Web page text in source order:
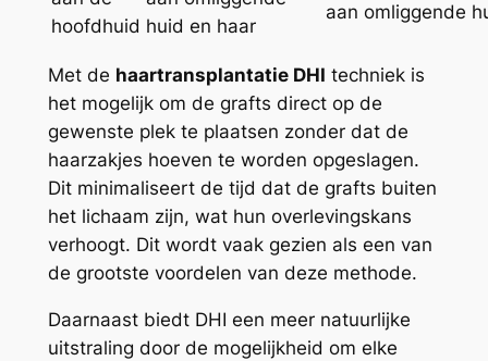
hoofdhuid huid en haar
aan omliggende
Met de haartransplantatie DHI techniek is
het mogelijk om de grafts direct op de
gewenste plek te plaatsen zonder dat de
haarzakjes hoeven te worden opgeslagen.
Dit minimaliseert de tijd dat de grafts buiten
het lichaam zijn, wat hun overlevingskans
verhoogt. Dit wordt vaak gezien als een van
de grootste voordelen van deze methode.
Daarnaast biedt DHI een meer natuurlijke
uitstraling door de mogelijkheid om elke